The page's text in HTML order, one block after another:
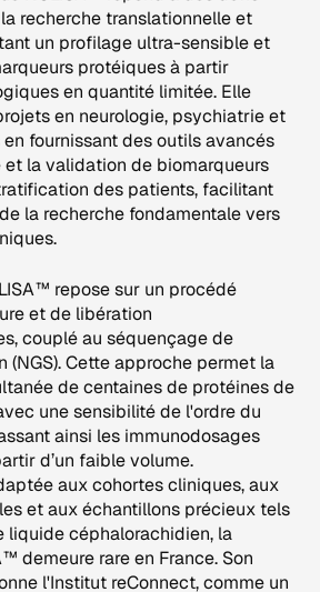
recherche translationnelle et
un profilage ultra-sensible et
protéiques à partir
en quantité limitée. Elle
en neurologie, psychiatrie et
fournissant des outils avancés
la validation de biomarqueurs
des patients, facilitant
la recherche fondamentale vers
repose sur un procédé
et de libération
couplé au séquençage de
(NGS). Cette approche permet la
de centaines de protéines de
une sensibilité de l'ordre du
ainsi les immunodosages
d’un faible volume.
aux cohortes cliniques, aux
et aux échantillons précieux tels
liquide céphalorachidien, la
demeure rare en France. Son
l'Institut reConnect, comme un